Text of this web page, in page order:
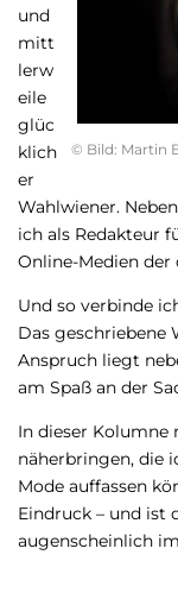
© Bild: Martin
und
mitt
lerw
eile
glüc
klich
er
Wahlwiener.
ich als Redakteur
Online-Medien der
Und so verbinde
Das geschriebene
Anspruch liegt
am Spaß an der
In dieser Kolumne
näherbringen, die
Mode auffassen
Eindruck – und ist
augenscheinlich